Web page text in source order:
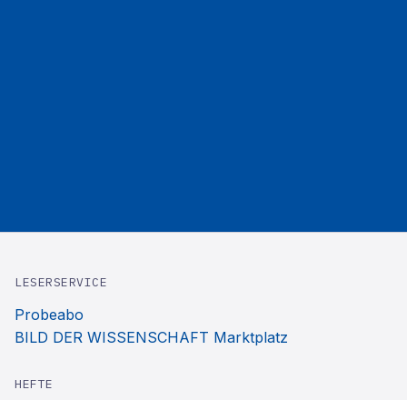
LESERSERVICE
Probeabo
BILD DER WISSENSCHAFT Marktplatz
HEFTE